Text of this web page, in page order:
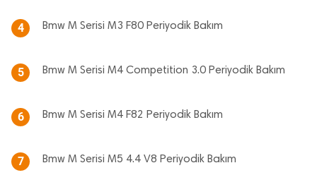
4 Bmw M Serisi M3 F80 Periyodik Bakım
5 Bmw M Serisi M4 Competition 3.0 Periyodik Bakım
6 Bmw M Serisi M4 F82 Periyodik Bakım
7 Bmw M Serisi M5 4.4 V8 Periyodik Bakım